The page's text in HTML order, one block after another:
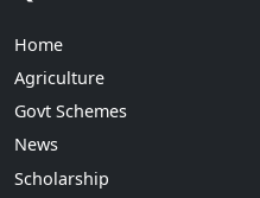
Home
Agriculture
Govt Schemes
News
Scholarship